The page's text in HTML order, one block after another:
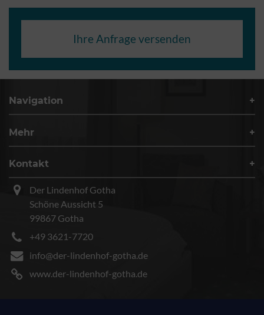
Ihre Anfrage versenden
Navigation
Mehr
Kontakt
Der Lindenhof Gotha
Schöne Aussicht 5
99867 Gotha
+49 3621-7720
info@der-lindenhof-gotha.de
www.der-lindenhof-gotha.de